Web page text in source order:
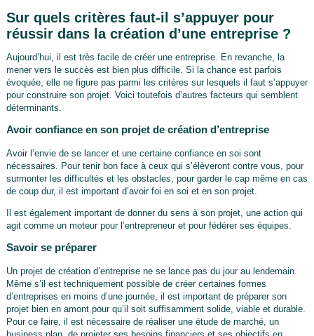
Sur quels critères faut-il s’appuyer pour
réussir dans la création d’une entreprise ?
Aujourd’hui, il est très facile de créer une entreprise. En revanche, la
mener vers le succès est bien plus difficile. Si la chance est parfois
évoquée, elle ne figure pas parmi les critères sur lesquels il faut s’appuyer
pour construire son projet. Voici toutefois d’autres facteurs qui semblent
déterminants.
Avoir confiance en son projet de création d’entreprise
Avoir l’envie de se lancer et une certaine confiance en soi sont
nécessaires. Pour tenir bon face à ceux qui s’élèveront contre vous, pour
surmonter les difficultés et les obstacles, pour garder le cap même en cas
de coup dur, il est important d’avoir foi en soi et en son projet.
Il est également important de donner du sens à son projet, une action qui
agit comme un moteur pour l’entrepreneur et pour fédérer ses équipes.
Savoir se préparer
Un projet de création d’entreprise ne se lance pas du jour au lendemain.
Même s’il est techniquement possible de créer certaines formes
d’entreprises en moins d’une journée, il est important de préparer son
projet bien en amont pour qu’il soit suffisamment solide, viable et durable.
Pour ce faire, il est nécessaire de réaliser une étude de marché, un